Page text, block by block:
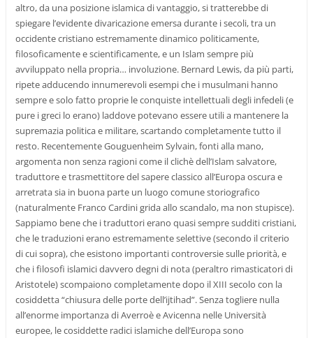
altro, da una posizione islamica di vantaggio, si tratterebbe di
spiegare l’evidente divaricazione emersa durante i secoli, tra un
occidente cristiano estremamente dinamico politicamente,
filosoficamente e scientificamente, e un Islam sempre più
avviluppato nella propria… involuzione. Bernard Lewis, da più parti,
ripete adducendo innumerevoli esempi che i musulmani hanno
sempre e solo fatto proprie le conquiste intellettuali degli infedeli (e
pure i greci lo erano) laddove potevano essere utili a mantenere la
supremazia politica e militare, scartando completamente tutto il
resto. Recentemente Gouguenheim Sylvain, fonti alla mano,
argomenta non senza ragioni come il clichè dell’Islam salvatore,
traduttore e trasmettitore del sapere classico all’Europa oscura e
arretrata sia in buona parte un luogo comune storiografico
(naturalmente Franco Cardini grida allo scandalo, ma non stupisce).
Sappiamo bene che i traduttori erano quasi sempre sudditi cristiani,
che le traduzioni erano estremamente selettive (secondo il criterio
di cui sopra), che esistono importanti controversie sulle priorità, e
che i filosofi islamici davvero degni di nota (peraltro rimasticatori di
Aristotele) scompaiono completamente dopo il XIII secolo con la
cosiddetta “chiusura delle porte dell’ijtihad”. Senza togliere nulla
all’enorme importanza di Averroè e Avicenna nelle Università
europee, le cosiddette radici islamiche dell’Europa sono